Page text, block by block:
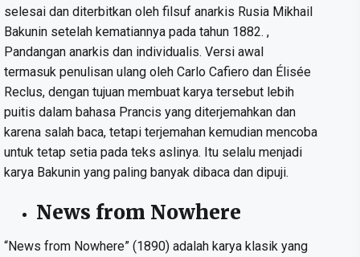
selesai dan diterbitkan oleh filsuf anarkis Rusia Mikhail
Bakunin setelah kematiannya pada tahun 1882. ,
Pandangan anarkis dan individualis. Versi awal
termasuk penulisan ulang oleh Carlo Cafiero dan Élisée
Reclus, dengan tujuan membuat karya tersebut lebih
puitis dalam bahasa Prancis yang diterjemahkan dan
karena salah baca, tetapi terjemahan kemudian mencoba
untuk tetap setia pada teks aslinya. Itu selalu menjadi
karya Bakunin yang paling banyak dibaca dan dipuji.
News from Nowhere
“News from Nowhere” (1890) adalah karya klasik yang